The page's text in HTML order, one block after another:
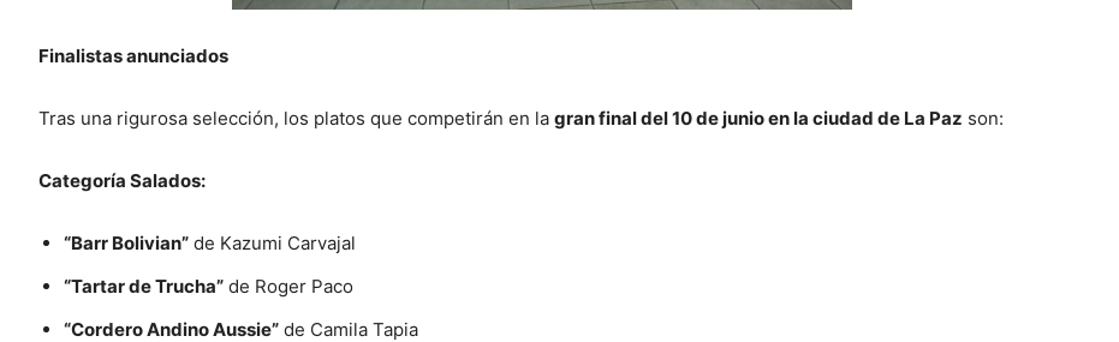
Finalistas anunciados
Tras una rigurosa selección, los platos que competirán en lagran final del 10 de junio en la ciudad de La Paz son:
Categoría Salados:
“Barr Bolivian” de Kazumi Carvajal
“Tartar de Trucha” de Roger Paco
“Cordero Andino Aussie” de Camila Tapia